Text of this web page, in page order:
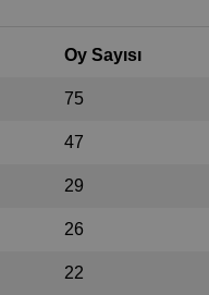
Oy Sayısı
75
47
29
26
22